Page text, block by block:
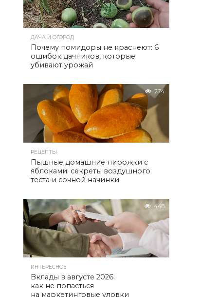
ДАЧА И ОГОРОД
Почему помидоры не краснеют: 6
ошибок дачников, которые
убивают урожай
274
РЕЦЕПТЫ
Пышные домашние пирожки с
яблоками: секреты воздушного
теста и сочной начинки
448
ИНТЕРЕСНОЕ
Вклады в августе 2026:
как не попасться
на маркетинговые уловки